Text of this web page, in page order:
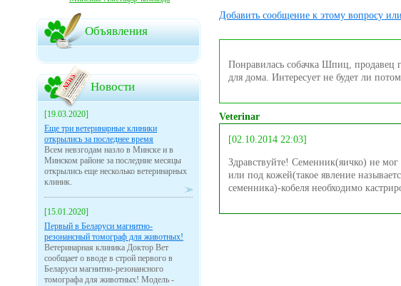
Объявления
Новости
[19.03.2020]
Еще три ветеринарные клиники
открылись за последнее время
Всем невзгодам назло в Минске и в
Минском районе за последние месяцы
открылись еще несколько ветеринарных
клиник.
[15.01.2020]
Первый в Беларуси магнитно-
резонансный томограф для животных!
Ветеринарная клиника Доктор Вет
сообщает о вводе в строй первого в
Беларуси магнитно-резонансного
томографа для животных! Модель -
Добавить сообщение к этому вопросу
Понравилась собачка Шпиц, продавец
для дома. Интересует не будет ли
Veterinar
[02.10.2014 22:03]
Здравствуйте! Семенник(яичко) не
или под кожей(такое явление
семенника)-кобеля необходимо